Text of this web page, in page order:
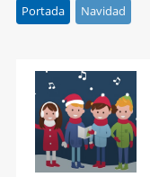
Portada Navidad